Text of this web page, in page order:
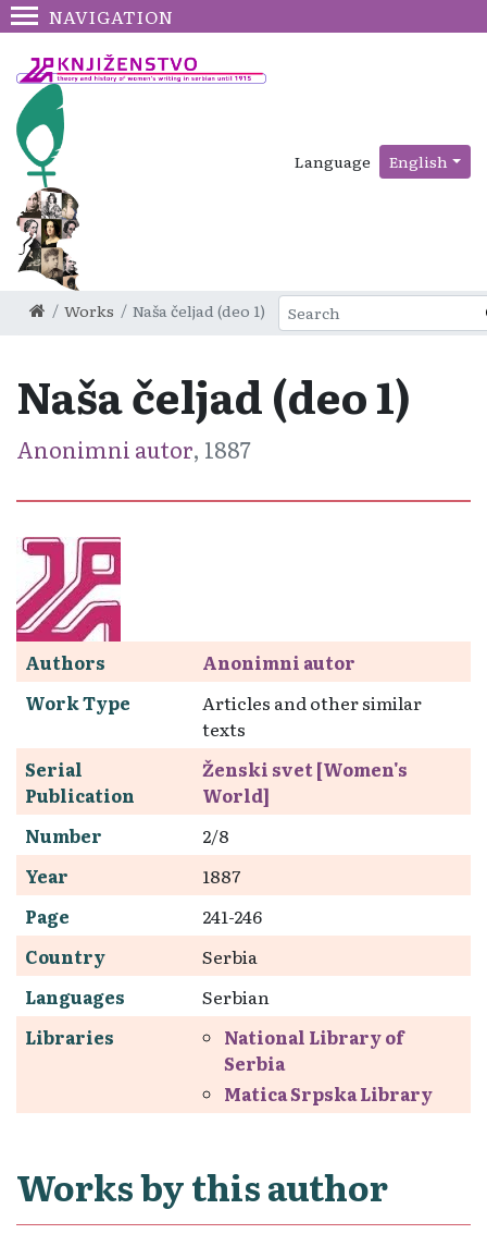
NAVIGATION
Language English
Works Naša čeljad (deo 1)
Naša čeljad (deo 1)
Anonimni autor, 1887
Authors
Anonimni autor
Work Type
Articles and other similar
texts
Serial
Publication
Ženski svet [Women's
World]
Number
2/8
Year
1887
Page
241-246
Country
Serbia
Languages
Serbian
Libraries
National Library of
Serbia
Matica Srpska Library
Works by this author